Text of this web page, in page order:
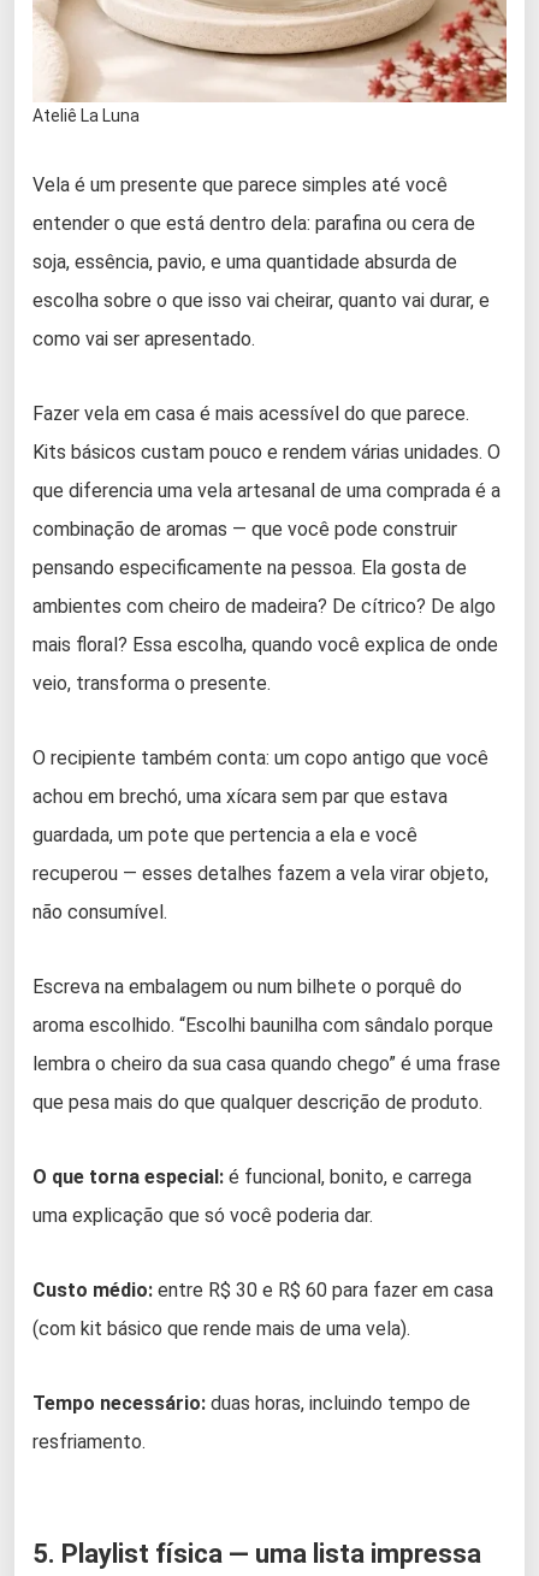
Ateliê La Luna
Vela é um presente que parece simples até você
entender o que está dentro dela: parafina ou cera de
soja, essência, pavio, e uma quantidade absurda de
escolha sobre o que isso vai cheirar, quanto vai durar, e
como vai ser apresentado.
Fazer vela em casa é mais acessível do que parece.
Kits básicos custam pouco e rendem várias unidades. O
que diferencia uma vela artesanal de uma comprada é a
combinação de aromas — que você pode construir
pensando especificamente na pessoa. Ela gosta de
ambientes com cheiro de madeira? De cítrico? De algo
mais floral? Essa escolha, quando você explica de onde
veio, transforma o presente.
O recipiente também conta: um copo antigo que você
achou em brechó, uma xícara sem par que estava
guardada, um pote que pertencia a ela e você
recuperou — esses detalhes fazem a vela virar objeto,
não consumível.
Escreva na embalagem ou num bilhete o porquê do
aroma escolhido. “Escolhi baunilha com sândalo porque
lembra o cheiro da sua casa quando chego” é uma frase
que pesa mais do que qualquer descrição de produto.
O que torna especial: é funcional, bonito, e carrega
uma explicação que só você poderia dar.
Custo médio: entre R$ 30 e R$ 60 para fazer em casa
(com kit básico que rende mais de uma vela).
Tempo necessário: duas horas, incluindo tempo de
resfriamento.
5. Playlist física — uma lista impressa